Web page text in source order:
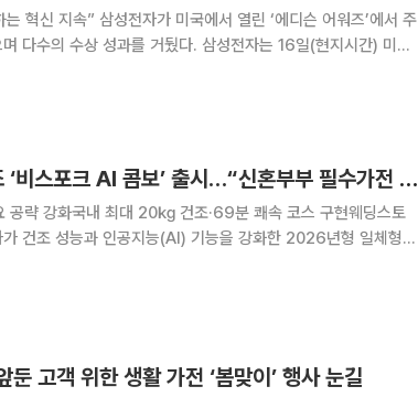
린 ‘에디슨 어워즈’에서 주
를 거뒀다. 삼성전자는 16일(현지시간) 미국
19일 밝혔다
삼성전자, 69분 세탁·건조 ‘비스포크 AI 콤보’ 출시…“신혼부부 필수가전 자리매김”
략 강화국내 최대 20㎏ 건조·69분 쾌속 코스 구현웨딩스토
가했다. 특히 혼
둔 고객 위한 생활 가전 ‘봄맞이’ 행사 눈길